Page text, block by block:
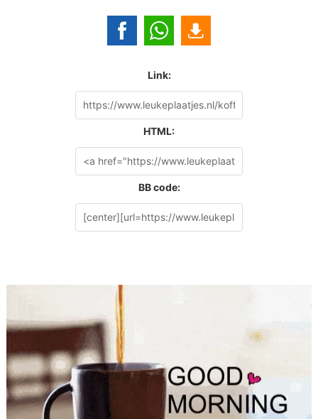
Link:
HTML:
BB code: